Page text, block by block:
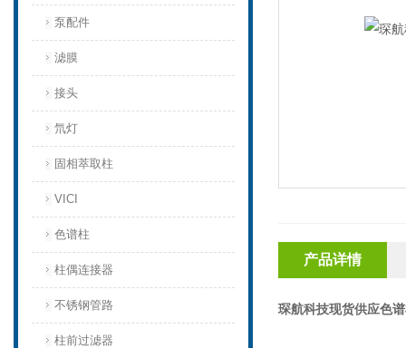
泵配件
滤膜
接头
氘灯
固相萃取柱
VICI
色谱柱
柱偶连接器
不锈钢管路
柱前过滤器
产品详情
琛航科技现货供应色